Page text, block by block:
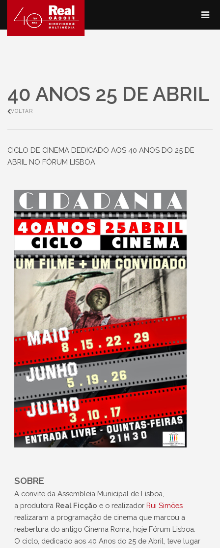
40 ANOS 25 DE ABRIL
VOLTAR
CICLO DE CINEMA DEDICADO AOS 40 ANOS DO 25 DE
ABRIL NO FÓRUM LISBOA
SOBRE
A convite da Assembleia Municipal de Lisboa,
a produtora Real Ficção e o realizador Rui Simões
realizaram a programação de cinema que marcou a
reabertura do antigo Cinema Roma, hoje Fórum Lisboa.
O ciclo, dedicado aos 40 Anos do 25 de Abril, teve lugar